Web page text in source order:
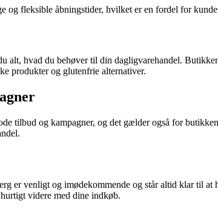
og fleksible åbningstider, hvilket er en fordel for
alt, hvad du behøver til din dagligvarehandel.
produkter og glutenfrie alternativer.
tilbud og kampagner, og det gælder også for
er venligt og imødekommende og står altid klar til
videre med dine indkøb.